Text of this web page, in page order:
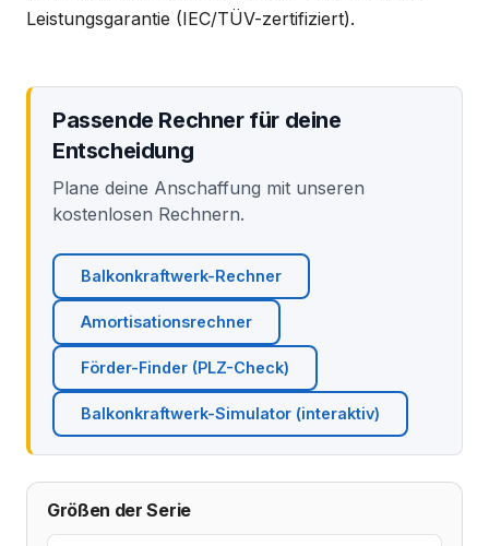
Leistungsgarantie (IEC/TÜV-zertifiziert).
Passende Rechner für deine
Entscheidung
Plane deine Anschaffung mit unseren
kostenlosen Rechnern.
Balkonkraftwerk-Rechner
Amortisationsrechner
Förder-Finder (PLZ-Check)
Balkonkraftwerk-Simulator (interaktiv)
Größen der Serie